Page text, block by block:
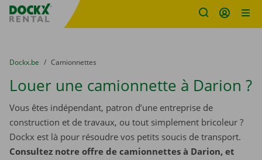
sitename
You are here:
du
Dockx.be to
Camionnettes
Louer une camionnette à Darion ?
Vous êtes indépendant, patron d’une entreprise de
construction et de travaux, ou tout simplement bricoleur ?
Dockx est là pour résoudre vos petits soucis de transport.
Consultez notre offre de camionnettes à Darion, et